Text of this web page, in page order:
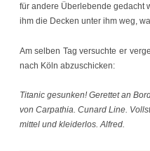
für andere Überlebende gedacht
ihm die Decken unter ihm weg,
Am selben Tag versuchte er
nach Köln abzuschicken:
Titanic gesunken! Gerettet an
von Carpathia. Cunard Line.
mittel und kleiderlos. Alfred.